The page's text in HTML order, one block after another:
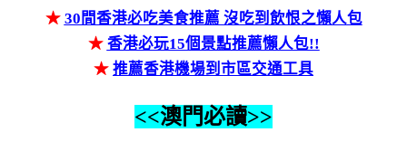
★ 30間香港必吃美食推薦 沒吃到飲恨之懶人包
★ 香港必玩15個景點推薦懶人包!!
★ 推薦香港機場到市區交通工具
<<澳門必讀>>